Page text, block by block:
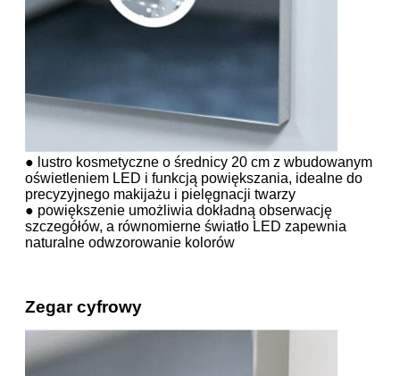
● lustro kosmetyczne o średnicy 20 cm z wbudowanym
oświetleniem LED i funkcją powiększania, idealne do
precyzyjnego makijażu i pielęgnacji twarzy
● powiększenie umożliwia dokładną obserwację
szczegółów, a równomierne światło LED zapewnia
naturalne odwzorowanie kolorów
Zegar cyfrowy